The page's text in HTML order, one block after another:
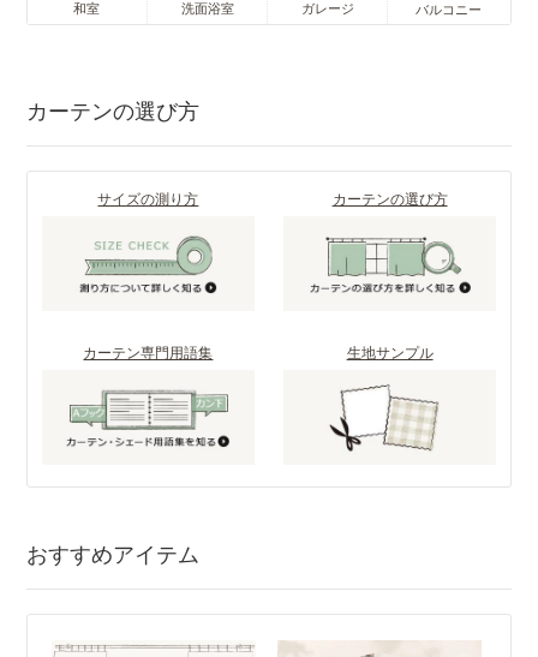
和室 洗面浴室 ガレージ バルコニー
カーテンの選び方
サイズの測り方 カーテンの選び方
カーテン専門用語集 生地サンプル
おすすめアイテム